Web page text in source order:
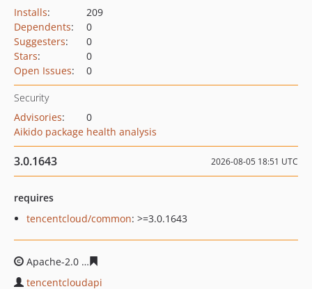
Installs:
209
Dependents:
0
Suggesters:
0
Stars:
0
Open Issues: 0
Security
Advisories:
0
Aikido package health analysis
3.0.1643 2026-08-05 18:51 UTC
requires
tencentcloud/common: >=3.0.1643
Apache-2.0
tencentcloudapi